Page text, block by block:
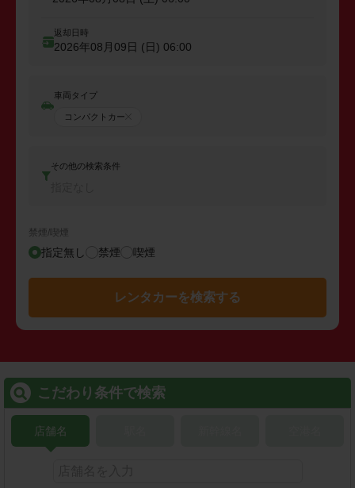
返却日時
2026年08月09日 (日) 06:00
車両タイプ
コンパクトカー
その他の検索条件
禁煙/喫煙
指定無し 禁煙 喫煙
レンタカーを検索する
こだわり条件で検索
店舗名